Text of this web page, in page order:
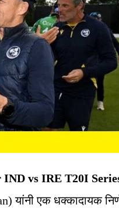
vs IRE T20I
एक धक्कादायक